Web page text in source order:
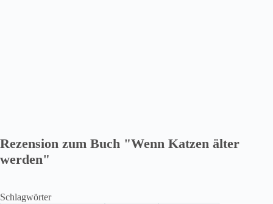
Rezension zum Buch "Wenn Katzen älter
werden"
Schlagwörter